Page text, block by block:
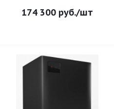
174 300 руб./шт